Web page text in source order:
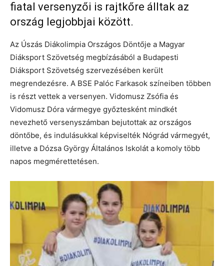
fiatal versenyzői is rajtkőre álltak az
ország legjobbjai között.
Az Úszás Diákolimpia Országos Döntője a Magyar
Diáksport Szövetség megbízásából a Budapesti
Diáksport Szövetség szervezésében került
megrendezésre. A BSE Palóc Farkasok színeiben többen
is részt vettek a versenyen. Vidomusz Zsófia és
Vidomusz Dóra vármegye győztesként mindkét
nevezhető versenyszámban bejutottak az országos
döntőbe, és indulásukkal képviselték Nógrád vármegyét,
illetve a Dózsa György Általános Iskolát a komoly több
napos megmérettetésen.